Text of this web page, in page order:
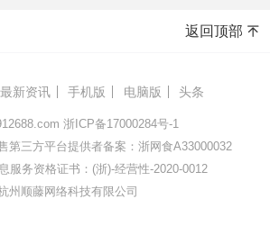
返回顶部
最新资讯 手机版 电脑版 头条
浙ICP备17000284号-1
第三方平台提供者备案：浙网食A33000032
服务资格证书：(浙)-经营性-2020-0012
州顺藤网络科技有限公司